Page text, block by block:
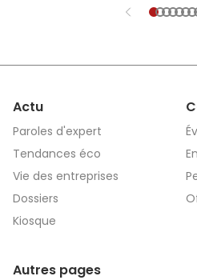
Actu
Paroles d'expert
Tendances éco
Vie des entreprises
Dossiers
Kiosque
Autres pages